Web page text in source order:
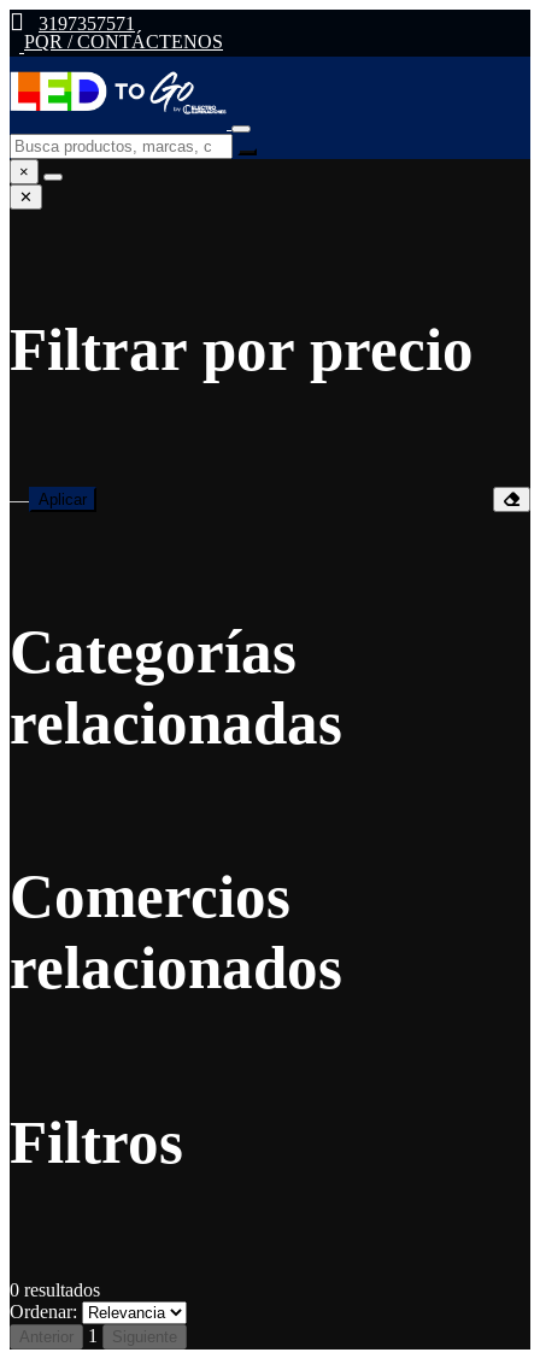
3197357571
PQR / CONTÁCTENOS
×
✕
Filtrar por precio
— Aplicar
Categorías
relacionadas
Comercios
relacionados
Filtros
0 resultados
Ordenar:
Anterior 1 Siguiente